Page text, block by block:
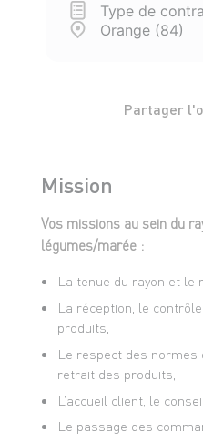
Type de
Orange (84)
Partager
Mission
Vos missions au sein du
légumes/marée :
La tenue du rayon et le
La réception, le
produits,
Le respect des normes
retrait des produits,
L’accueil client, le
Le passage des